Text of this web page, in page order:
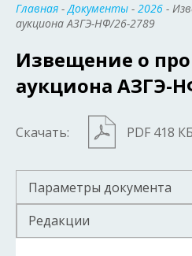
Главная -Документы - 2026 -
аукциона АЗГЭ-НФ/26-2789
Извещение о
аукциона АЗГЭ-
Скачать: PDF 418 КБ
Параметры документа
Редакции